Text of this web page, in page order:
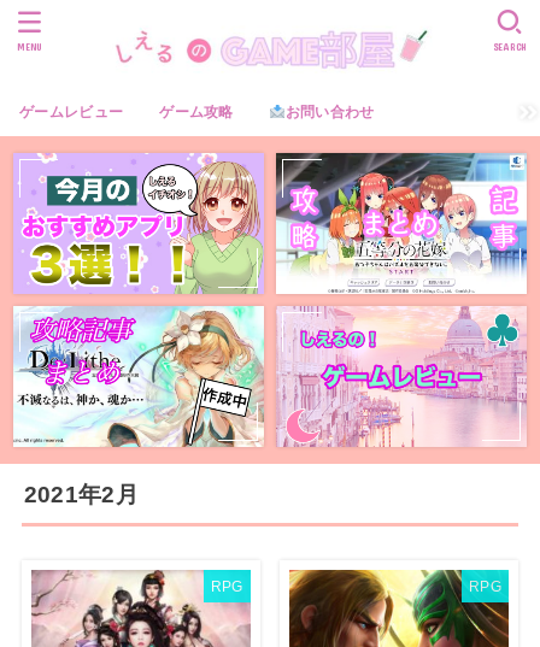
ゲームレビュー ゲーム攻略 お問い合わせ
SEARCH
MENU
2021年2月
RPG RPG